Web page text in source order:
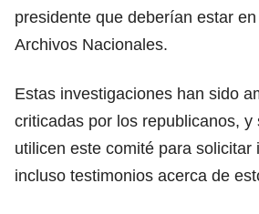
presidente que deberían estar
Archivos Nacionales.
Estas investigaciones han sido
criticadas por los republicanos, y
utilicen este comité para solicitar
incluso testimonios acerca de